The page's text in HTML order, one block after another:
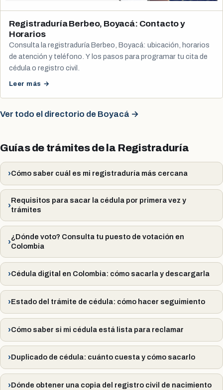
Registraduría Berbeo, Boyacá: Contacto y
Horarios
Consulta la registraduría Berbeo, Boyacá: ubicación, horarios
de atención y teléfono. Y los pasos para programar tu cita de
cédula o registro civil.
Leer más →
Ver todo el directorio de Boyacá →
Guías de trámites de la Registraduría
Cómo saber cuál es mi registraduría más cercana
Requisitos para sacar la cédula por primera vez y
trámites
¿Dónde voto? Consulta tu puesto de votación en
Colombia
Cédula digital en Colombia: cómo sacarla y descargarla
Estado del trámite de cédula: cómo hacer seguimiento
Cómo saber si mi cédula está lista para reclamar
Duplicado de cédula: cuánto cuesta y cómo sacarlo
Dónde obtener una copia del registro civil de nacimiento